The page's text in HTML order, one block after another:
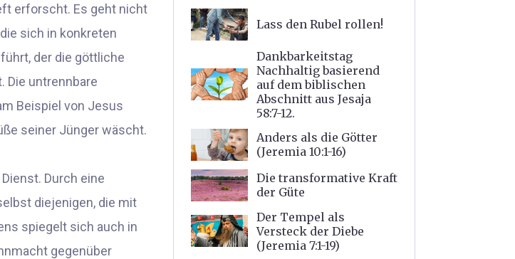
erforscht. Es geht nicht
sich in konkreten
der die göttliche
Die untrennbare
Beispiel von Jesus
seiner Jünger wäscht.
Durch eine
diejenigen, die mit
spiegelt sich auch in
gegenüber
Lass den Rubel rollen!
Dankbarkeitstag
Nachhaltig basierend
auf dem biblischen
Abschnitt aus Jesaja
58:7-12.
Anders als die Götter
(Jeremia 10:1-16)
Die transformative Kraft
der Güte
Der Tempel als
Versteck der Diebe
(Jeremia 7:1-19)